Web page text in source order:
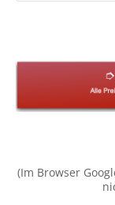
(Im Browser